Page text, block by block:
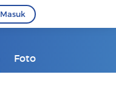
Masuk
Foto